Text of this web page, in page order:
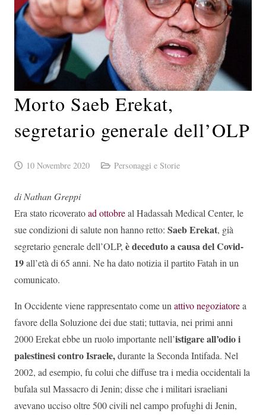
Morto Saeb Erekat,
segretario generale dell’OLP
10 Novembre 2020 Personaggi e Storie
di Nathan Greppi
Era stato ricoveratoad ottobreal Hadassah Medical Center, le
sue condizioni di salute non hanno retto: Saeb Erekat, già
segretario generale dell’OLP, è deceduto a causa del Covid-
19all’età di 65 anni. Ne ha dato notizia il partito Fatah in un
comunicato.
In Occidente viene rappresentato come unattivo negoziatorea
favore della Soluzione dei due stati; tuttavia, nei primi anni
2000 Erekat ebbe un ruolo importante nell’istigare all’odio i
palestinesi contro Israele,durante la Seconda Intifada. Nel
2002, ad esempio, fu colui che diffuse tra i media occidentali la
bufala sul Massacro di Jenin; disse che i militari israeliani
avevano ucciso oltre 500 civili nel campo profughi di Jenin,